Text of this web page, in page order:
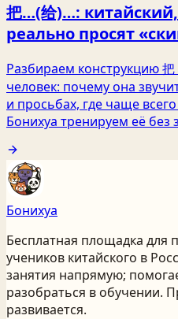
把…(给)…:
реально просят
Разбираем конструкцию 把
человек: почему она
и просьбах, где чаще
Бонихуа тренируем её без
Бонихуа
Бесплатная площадка для
учеников китайского в
занятия напрямую;
разобраться в обучении.
развивается.